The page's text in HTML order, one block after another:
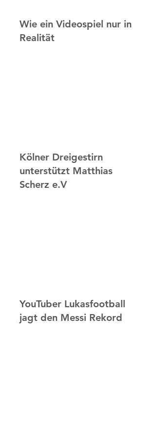
Wie ein Videospiel nur in
Realität
Kölner Dreigestirn
unterstützt Matthias
Scherz e.V
YouTuber Lukasfootball
jagt den Messi Rekord